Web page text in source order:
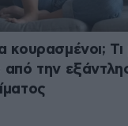
κουρασμένοι;
από την